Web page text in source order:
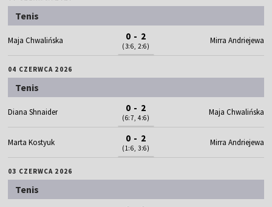
Tenis
Maja Chwalińska 0 - 2
(3:6, 2:6)
Mirra Andriejewa
04 CZERWCA 2026
Tenis
Diana Shnaider 0 - 2
(6:7, 4:6)
Maja Chwalińska
Marta Kostyuk 0 - 2
(1:6, 3:6)
Mirra Andriejewa
03 CZERWCA 2026
Tenis